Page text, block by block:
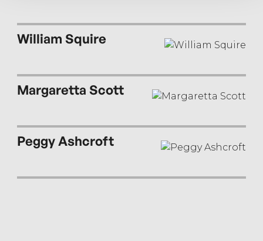
William Squire
Margaretta Scott
Peggy Ashcroft